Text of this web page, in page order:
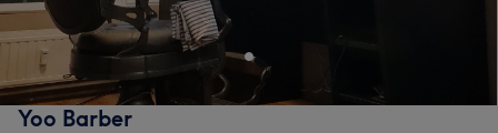
Yoo Barber